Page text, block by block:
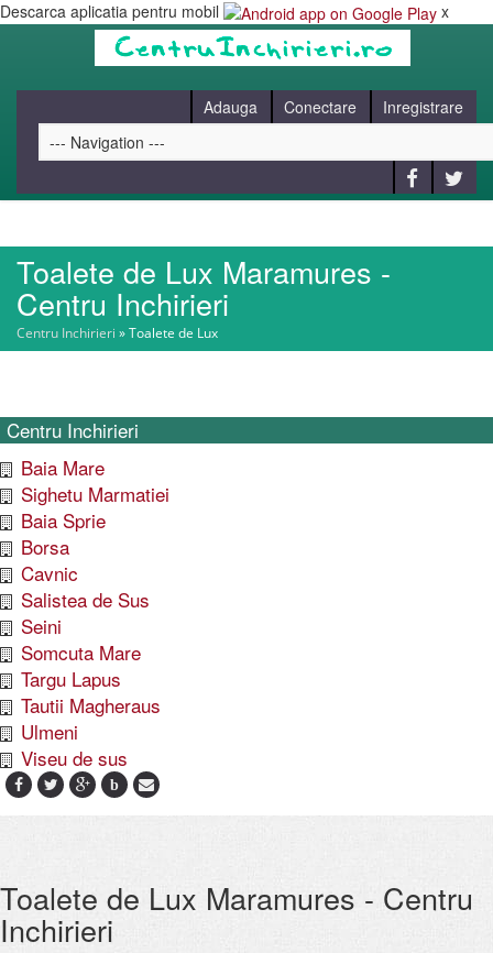
Descarca aplicatia pentru mobil x
Adauga Conectare Inregistrare
HOME
CAUT
CONTACT
Toalete de Lux Maramures -
Centru Inchirieri
Centru Inchirieri »Toalete de Lux
Centru Inchirieri
Baia Mare
Sighetu Marmatiei
Baia Sprie
Borsa
Cavnic
Salistea de Sus
Seini
Somcuta Mare
Targu Lapus
Tautii Magheraus
Ulmeni
Viseu de sus
b
Toalete de Lux Maramures - Centru
Inchirieri